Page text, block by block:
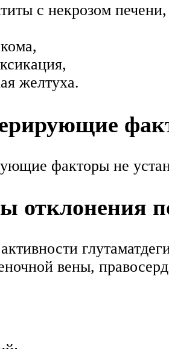
с некрозом печени,
желтуха.
факторы не
отклонения
вены,